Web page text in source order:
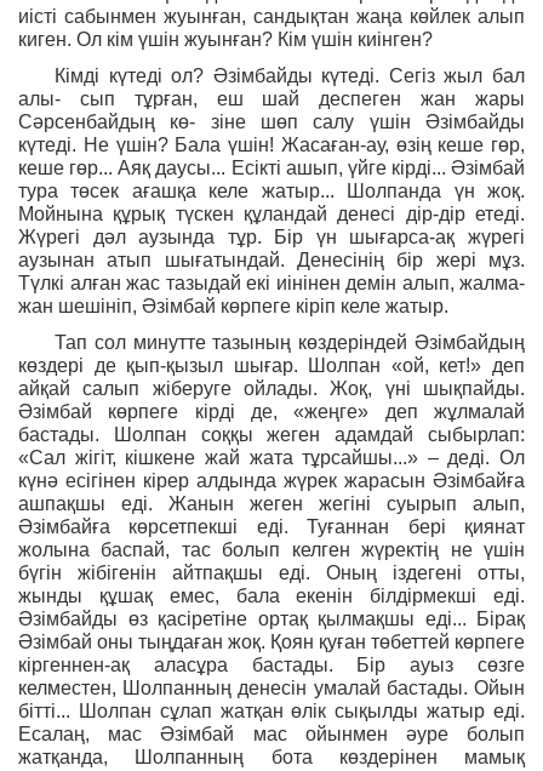
иісті сабынмен жуынған, сандықтан жаңа көйлек алып
киген. Ол кім үшін жуынған? Кім үшін киінген?
Кімді күтеді ол? Әзімбайды күтеді. Сегіз жыл бал
алы- сып тұрған, еш шай деспеген жан жары
Сәрсенбайдың кө- зіне шөп салу үшін Әзімбайды
күтеді. Не үшін? Бала үшін! Жасаған-ау, өзің кеше гөр,
кеше гөр... Аяқ даусы... Есікті ашып, үйге кірді... Әзімбай
тура төсек ағашқа келе жатыр... Шолпанда үн жоқ.
Мойнына құрық түскен құландай денесі дір-дір етеді.
Жүрегі дәл аузында тұр. Бір үн шығарса-ақ жүрегі
аузынан атып шығатындай. Денесінің бір жері мұз.
Түлкі алған жас тазыдай екі иінінен демін алып, жалма-
жан шешініп, Әзімбай көрпеге кіріп келе жатыр.
Тап сол минутте тазының көздеріндей Әзімбайдың
көздері де қып-қызыл шығар. Шолпан «ой, кет!» деп
айқай салып жіберуге ойлады. Жоқ, үні шықпайды.
Әзімбай көрпеге кірді де, «жеңге» деп жұлмалай
бастады. Шолпан соққы жеген адамдай сыбырлап:
«Сал жігіт, кішкене жай жата тұрсайшы...» – деді. Ол
күнә есігінен кірер алдында жүрек жарасын Әзімбайға
ашпақшы еді. Жанын жеген жегіні суырып алып,
Әзімбайға көрсетпекші еді. Туғаннан бері қиянат
жолына баспай, тас болып келген жүректің не үшін
бүгін жібігенін айтпақшы еді. Оның іздегені отты,
жынды құшақ емес, бала екенін білдірмекші еді.
Әзімбайды өз қасіретіне ортақ қылмақшы еді... Бірақ
Әзімбай оны тыңдаған жоқ. Қоян қуған төбеттей көрпеге
кіргеннен-ақ аласұра бастады. Бір ауыз сөзге
келместен, Шолпанның денесін умалай бастады. Ойын
бітті... Шолпан сұлап жатқан өлік сықылды жатыр еді.
Есалаң, мас Әзімбай мас ойынмен әуре болып
жатқанда, Шолпанның бота көздерінен мамық